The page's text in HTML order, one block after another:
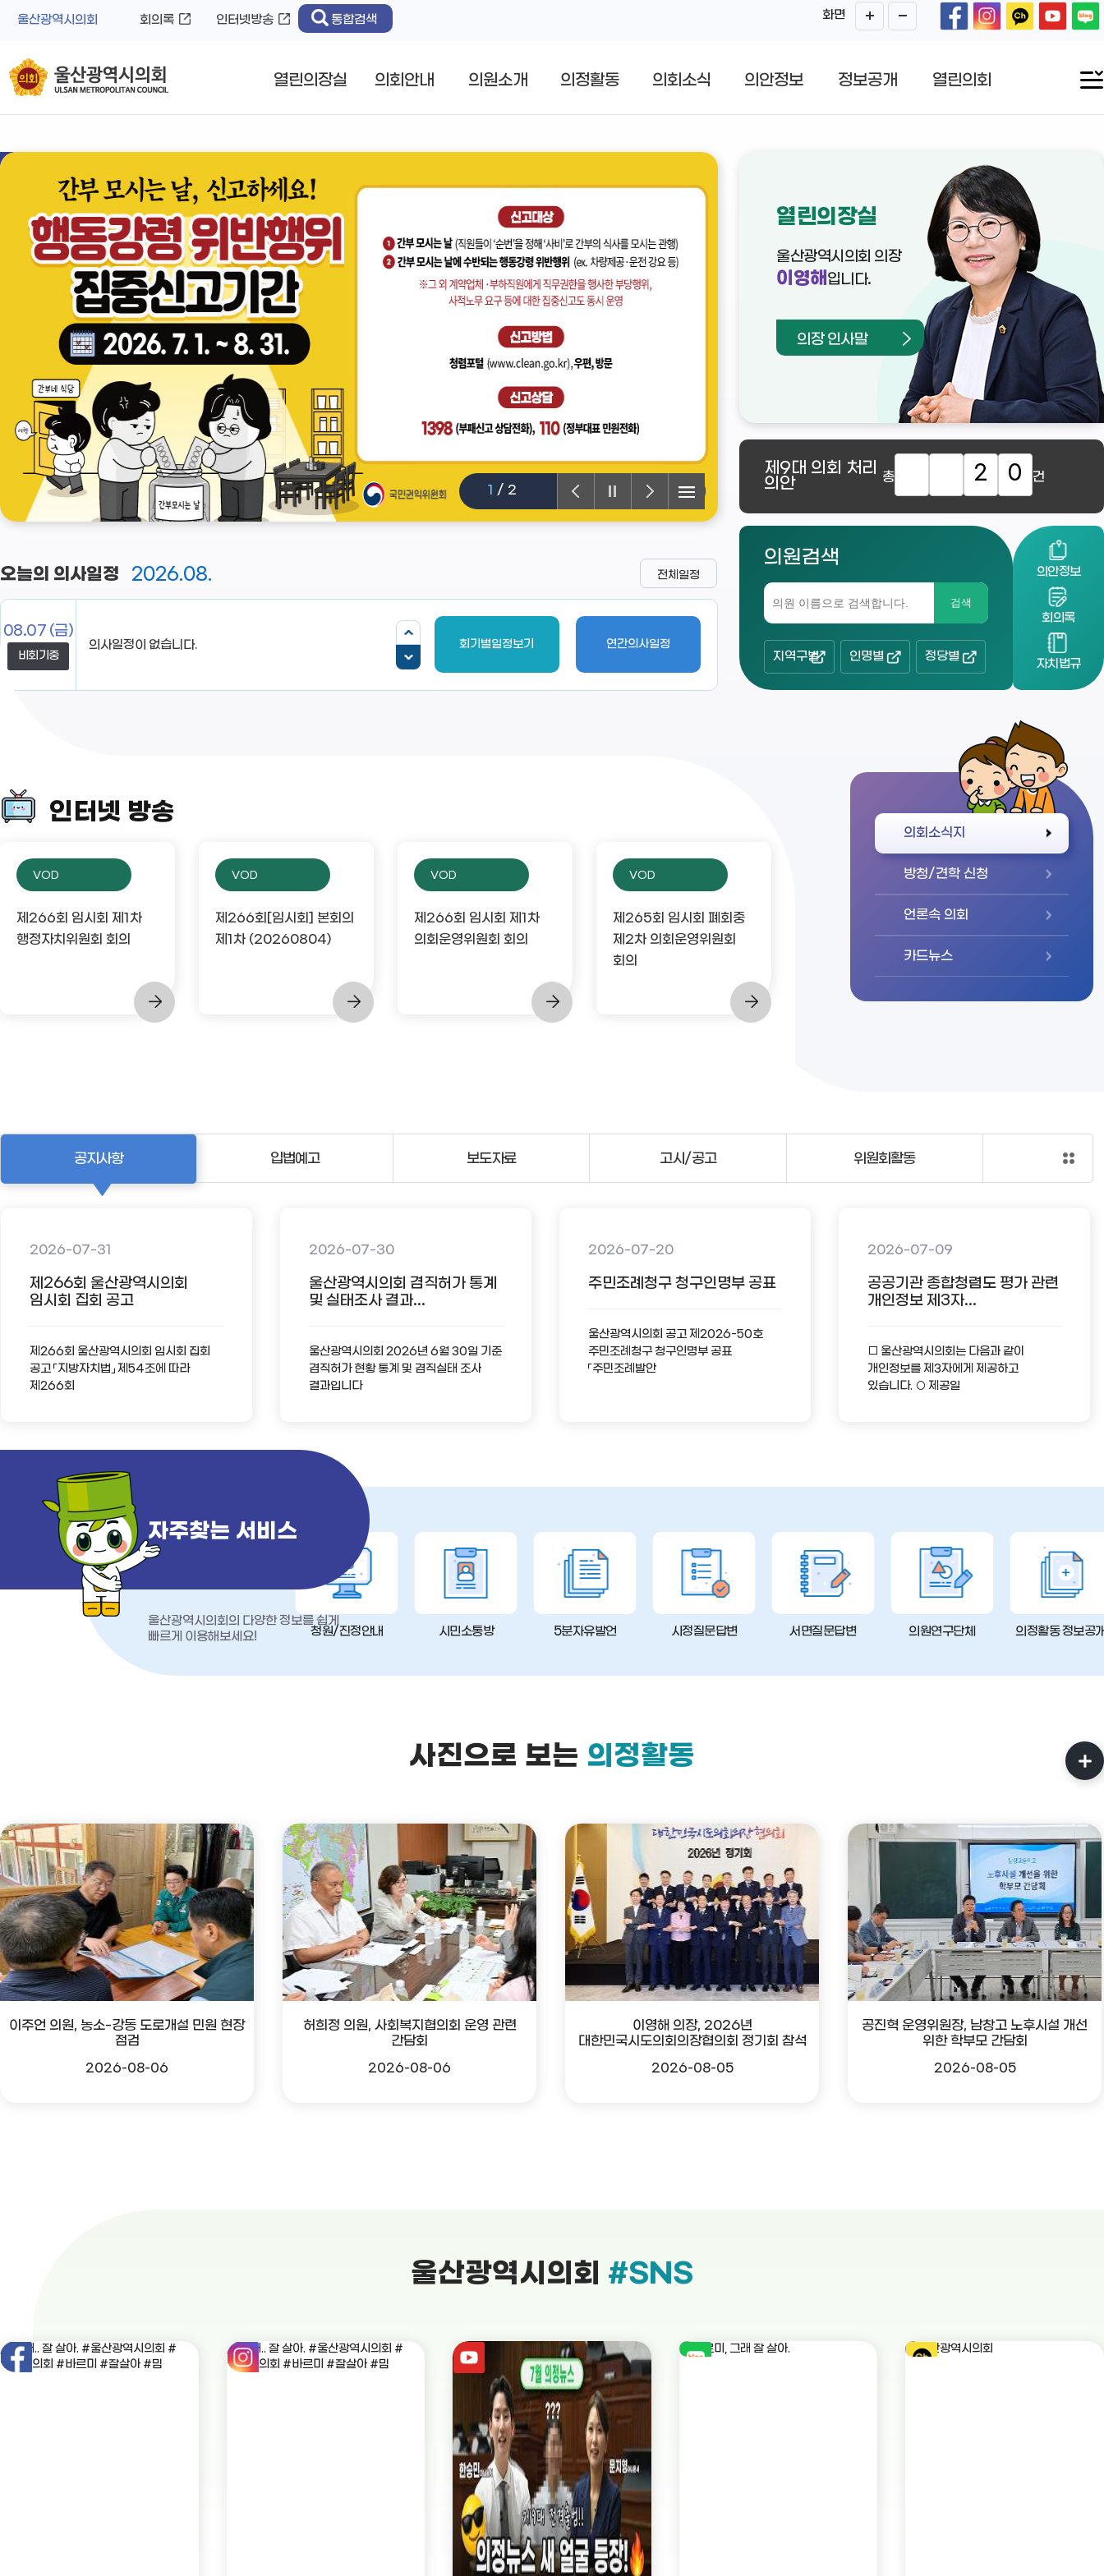
울산광역시의회 회의록 인터넷방송 통합검색 화면
열린의장실 의회안내 의원소개 의정활동 의회소식 의안정보 정보공개 열린의회
1 / 2
열린의장실
울산광역시의회 의장
이영해 입니다.
의장 인사말
제9대 의회 처리
의안 총 2 0 건
오늘의 의사일정 2026.08.
08.07 (금)
비회기중
회기별일정보기 연간의사일정
전체일정
의원검색
검색
지역구별 인명별 정당별
의안정보
회의록
자치법규
인터넷 방송
VOD
제266회 임시회 제1차
행정자치위원회 회의
VOD
제266회[임시회] 본회의
제1차 (20260804)
VOD
제266회 임시회 제1차
의회운영위원회 회의
VOD
제265회 임시회 폐회중
제2차 의회운영위원회
회의
의회소식지
방청/견학 신청
언론속 의회
카드뉴스
공지사항
2026-07-31
제266회 울산광역시의회
임시회 집회 공고
제266회 울산광역시의회 임시회 집회
공고 「지방자치법」 제54조에 따라
제266회
2026-07-30
울산광역시의회 겸직허가 통계
및 실태조사 결과...
울산광역시의회 2026년 6월 30일 기준
겸직허가 현황 통계 및 겸직실태 조사
결과입니다
2026-07-20
주민조례청구 청구인명부 공표
울산광역시의회 공고 제2026-50호
주민조례청구 청구인명부 공표
「주민조례발안
2026-07-09
공공기관 종합청렴도 평가 관련
개인정보 제3자...
□ 울산광역시의회는 다음과 같이
개인정보를 제3자에게 제공하고
있습니다. ○ 제공일
입법예고 보도자료 고시/공고 위원회활동
자주찾는 서비스
울산광역시의회의 다양한 정보를 쉽게
빠르게 이용해보세요!
청원/진정안내 시민소통방 5분자유발언 시정질문답변 서면질문답변 의원연구단체 의정활동 정보공
사진으로 보는 의정활동
이주언 의원, 농소-강동 도로개설 민원 현장
점검
2026-08-06
허희정 의원, 사회복지협의회 운영 관련
간담회
2026-08-06
이영해 의장, 2026년
대한민국시도의회의장협의회 정기회 참석
2026-08-05
공진혁 운영위원장, 남창고 노후시설 개선
위한 학부모 간담회
2026-08-05
울산광역시의회 #SNS